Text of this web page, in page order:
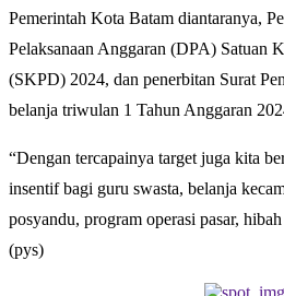
Pemerintah Kota Batam diantaranya,
Pelaksanaan Anggaran (DPA) Satuan
(SKPD) 2024, dan penerbitan Surat
belanja triwulan 1 Tahun Anggaran
“Dengan tercapainya target juga kita
insentif bagi guru swasta, belanja
posyandu, program operasi pasar,
(pys)